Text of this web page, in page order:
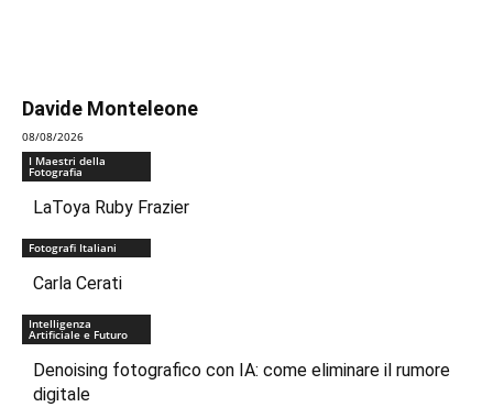
Davide Monteleone
08/08/2026
I Maestri della
Fotografia
LaToya Ruby Frazier
Fotografi Italiani
Carla Cerati
Intelligenza
Artificiale e Futuro
Denoising fotografico con IA: come eliminare il rumore
digitale